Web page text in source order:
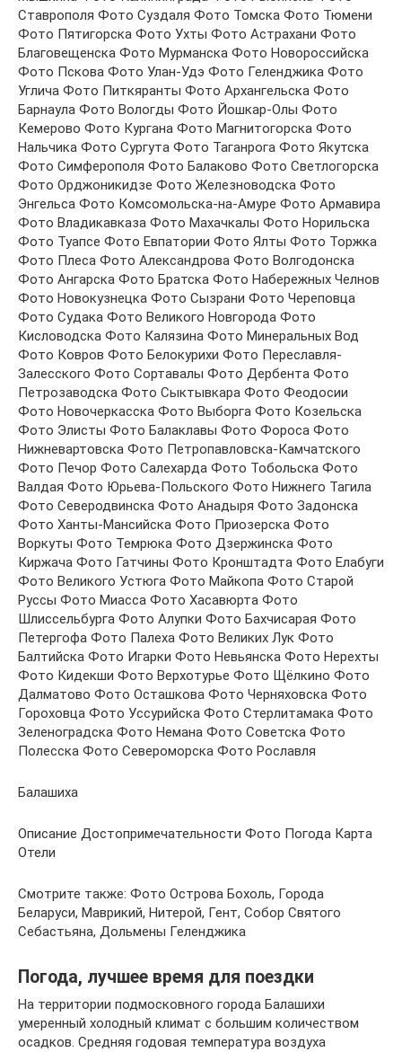
Ставрополя Фото Суздаля Фото Томска Фото Тюмени
Фото Пятигорска Фото Ухты Фото Астрахани Фото
Благовещенска Фото Мурманска Фото Новороссийска
Фото Пскова Фото Улан-Удэ Фото Геленджика Фото
Углича Фото Питкяранты Фото Архангельска Фото
Барнаула Фото Вологды Фото Йошкар-Олы Фото
Кемерово Фото Кургана Фото Магнитогорска Фото
Нальчика Фото Сургута Фото Таганрога Фото Якутска
Фото Симферополя Фото Балаково Фото Светлогорска
Фото Орджоникидзе Фото Железноводска Фото
Энгельса Фото Комсомольска-на-Амуре Фото Армавира
Фото Владикавказа Фото Махачкалы Фото Норильска
Фото Туапсе Фото Евпатории Фото Ялты Фото Торжка
Фото Плеса Фото Александрова Фото Волгодонска
Фото Ангарска Фото Братска Фото Набережных Челнов
Фото Новокузнецка Фото Сызрани Фото Череповца
Фото Судака Фото Великого Новгорода Фото
Кисловодска Фото Калязина Фото Минеральных Вод
Фото Ковров Фото Белокурихи Фото Переславля-
Залесского Фото Сортавалы Фото Дербента Фото
Петрозаводска Фото Сыктывкара Фото Феодосии
Фото Новочеркасска Фото Выборга Фото Козельска
Фото Элисты Фото Балаклавы Фото Фороса Фото
Нижневартовска Фото Петропавловска-Камчатского
Фото Печор Фото Салехарда Фото Тобольска Фото
Валдая Фото Юрьева-Польского Фото Нижнего Тагила
Фото Северодвинска Фото Анадыря Фото Задонска
Фото Ханты-Мансийска Фото Приозерска Фото
Воркуты Фото Темрюка Фото Дзержинска Фото
Киржача Фото Гатчины Фото Кронштадта Фото Елабуги
Фото Великого Устюга Фото Майкопа Фото Старой
Руссы Фото Миасса Фото Хасавюрта Фото
Шлиссельбурга Фото Алупки Фото Бахчисарая Фото
Петергофа Фото Палеха Фото Великих Лук Фото
Балтийска Фото Игарки Фото Невьянска Фото Нерехты
Фото Кидекши Фото Верхотурье Фото Щёлкино Фото
Далматово Фото Осташкова Фото Черняховска Фото
Гороховца Фото Уссурийска Фото Стерлитамака Фото
Зеленоградска Фото Немана Фото Советска Фото
Полесска Фото Североморска Фото Рославля
Балашиха
Описание Достопримечательности Фото Погода Карта
Отели
Смотрите также: Фото Острова Бохоль, Города
Беларуси, Маврикий, Нитерой, Гент, Собор Святого
Себастьяна, Дольмены Геленджика
Погода, лучшее время для поездки
На территории подмосковного города Балашихи
умеренный холодный климат с большим количеством
осадков. Средняя годовая температура воздуха